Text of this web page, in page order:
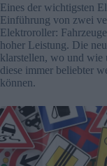
Eines der wichtigsten
Einführung von zwei
Elektroroller:
hoher Leistung. Die
klarstellen, wo und wie
diese immer beliebter
können.